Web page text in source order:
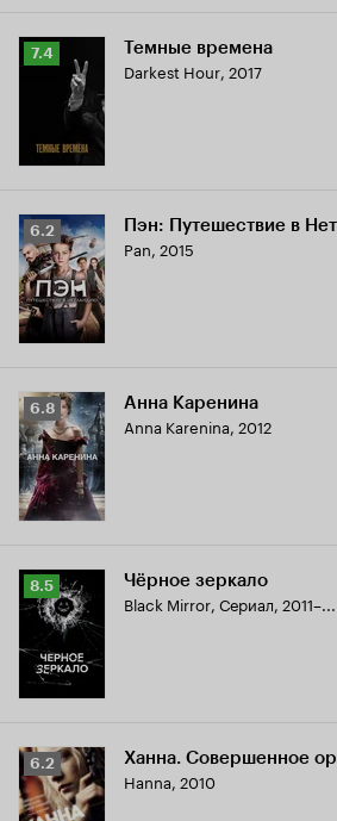
Рейтинг
Кинопоиска
7.4 Темные времена
Darkest Hour, 2017
Рейтинг
Кинопоиска
6.2
6.2 Пэн: Путешествие в
Pan, 2015
Рейтинг
Кинопоиска
6.8
6.8 Анна Каренина
Anna Karenina, 2012
Рейтинг
Кинопоиска
8.5
8.5 Чёрное зеркало
Black Mirror, Сериал, 2011–...
Рейтинг
Кинопоиска
6.2
6.2 Ханна. Совершенное
Hanna, 2010